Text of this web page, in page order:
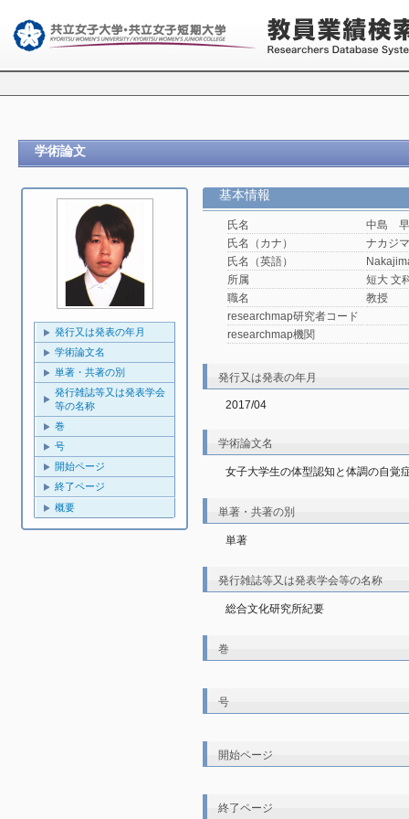
学術論文
発行又は発表の年月
学術論文名
単著・共著の別
発行雑誌等又は発表学会
等の名称
巻
号
開始ページ
終了ページ
概要
基本情報
氏名
中島
氏名（カナ）
ナカジ
氏名（英語）
所属
短大 文
職名
教授
researchmap研究者コード
researchmap機関
発行又は発表の年月
2017/04
学術論文名
女子大学生の体型認知と体調の自覚
単著・共著の別
単著
発行雑誌等又は発表学会等の名称
総合文化研究所紀要
巻
号
開始ページ
終了ページ